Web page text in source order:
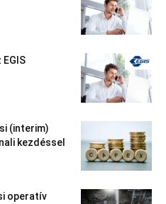
(interim)
kezdéssel
operatív